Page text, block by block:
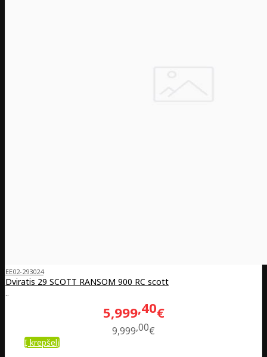
EE02-293024
Dviratis 29 SCOTT RANSOM 900 RC scott
..
5,999 40€
9,999 00€
Į krepšelį